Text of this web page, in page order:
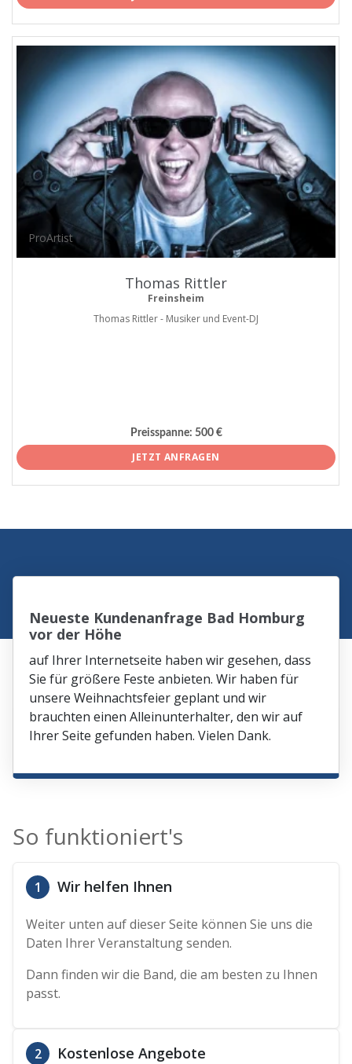
ProArtist
Thomas Rittler
Freinsheim
Thomas Rittler - Musiker und Event-DJ
Preisspanne: 500 €
JETZT ANFRAGEN
Neueste Kundenanfrage Bad Homburg
vor der Höhe
auf Ihrer Internetseite haben wir gesehen, dass
Sie für größere Feste anbieten. Wir haben für
unsere Weihnachtsfeier geplant und wir
brauchten einen Alleinunterhalter, den wir auf
Ihrer Seite gefunden haben. Vielen Dank.
So funktioniert's
1 Wir helfen Ihnen
Weiter unten auf dieser Seite können Sie uns die
Daten Ihrer Veranstaltung senden.
Dann finden wir die Band, die am besten zu Ihnen
passt.
2 Kostenlose Angebote